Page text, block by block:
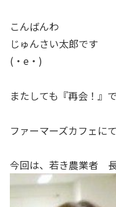
こんばんわ
じゅんさい太郎です
(・e・)
またしても『再会！』
ファーマーズカフェに
今回は、若き農業者